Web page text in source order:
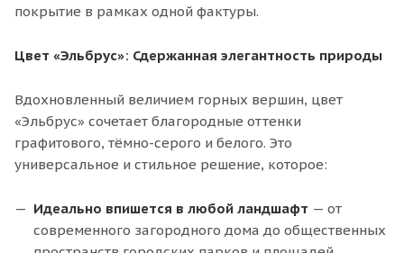
покрытие в рамках одной фактуры.
Цвет «Эльбрус»: Сдержанная элегантность природы
Вдохновленный величием горных вершин, цвет
«Эльбрус» сочетает благородные оттенки
графитового, тёмно-серого и белого. Это
универсальное и стильное решение, которое:
Идеально впишется в любой ландшафт — от
современного загородного дома до общественных